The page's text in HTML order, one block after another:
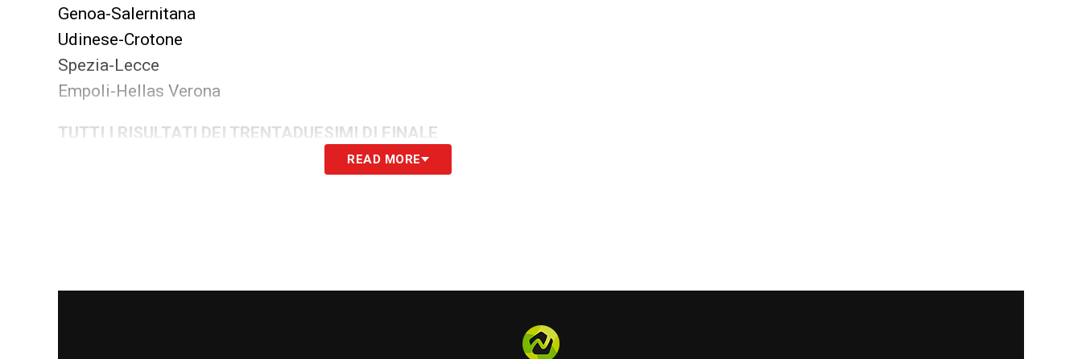
Genoa-Salernitana
Udinese-Crotone
Spezia-Lecce
Empoli-Hellas Verona
TUTTI I RISULTATI DEI TRENTADUESIMI DI FINALE
READ MORE